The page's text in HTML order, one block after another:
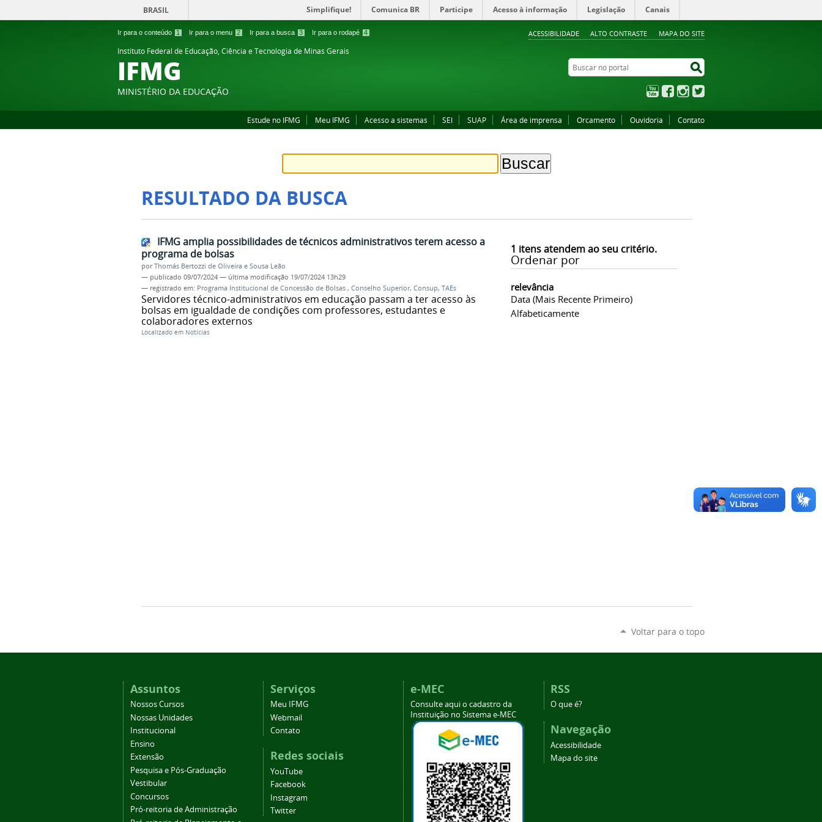
Ir para o conteúdo 1 Ir para o menu 2 Ir para a busca 3 Ir para o rodapé 4 ACESSIBILIDADE ALTO CONTRASTE MAPA DO SITE
BRASIL Simplifique! Comunica BR Participe Acesso à informação Legislação Canais
Instituto Federal de Educação, Ciência e Tecnologia de Minas Gerais
IFMG
MINISTÉRIO DA EDUCAÇÃO
Buscar no portal
YouTubeFacebookInstagram
Estude no IFMG Meu IFMG Acesso a sistemas SEI SUAP Área de imprensa Orcamento Ouvidoria Contato
RESULTADO DA BUSCA
1 itens atendem ao seu critério.
Ordenar por
relevância
Data (mais Recente Primeiro)
Alfabeticamente
IFMG amplia possibilidades de técnicos administrativos terem acesso a
programa de bolsas
porThomás Bertozzi de Oliveira e Sousa Leão
— publicado 09/07/2024 — última modificação 19/07/2024 13h29
— registrado em: Programa Institucional de Concessão de Bolsas , Conselho Superior, Consup, TAEs
Servidores técnico-administrativos em educação passam a ter acesso às
bolsas em igualdade de condições com professores, estudantes e
colaboradores externos
Localizado em Notícias
Voltar para o topo
Assuntos
Nossos Cursos
Nossas Unidades
Institucional
Ensino
Extensão
Pesquisa e Pós-Graduação
Vestibular
Concursos
Pró-reitoria de Administração
Serviços
Meu IFMG
Webmail
Contato
Redes sociais
YouTube
Facebook
Instagram
Twitter
e-MEC
Consulte aqui o cadastro da
Instituição no Sistema e-MEC
RSS
O que é?
Navegação
Acessibilidade
Mapa do site